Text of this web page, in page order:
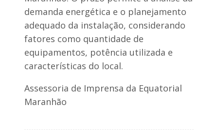
demanda energética e o planejamento
adequado da instalação, considerando
fatores como quantidade de
equipamentos, potência utilizada e
características do local.
Assessoria de Imprensa da Equatorial
Maranhão